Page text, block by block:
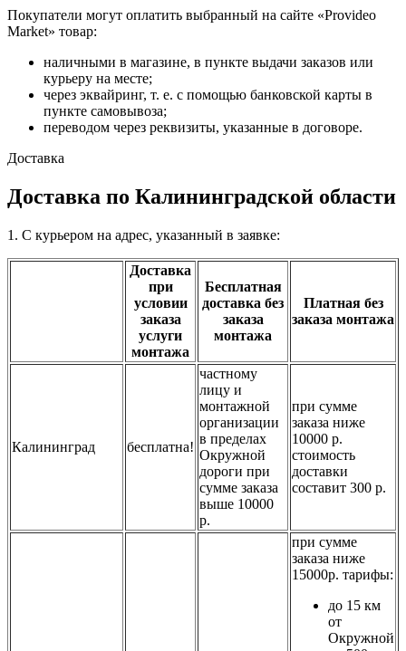
Покупатели могут оплатить выбранный на сайте «Provideo
Market» товар:
наличными в магазине, в пункте выдачи заказов или
курьеру на месте;
через эквайринг, т. е. с помощью банковской карты в
пункте самовывоза;
переводом через реквизиты, указанные в договоре.
Доставка
Доставка по Калининградской области
1. С курьером на адрес, указанный в заявке:
Доставка
при
условии
заказа
услуги
монтажа
Бесплатная
доставка без
заказа
монтажа
Платная без
заказа монтажа
Калининград бесплатна!
частному
лицу и
монтажной
организации
в пределах
Окружной
дороги при
сумме заказа
выше 10000
р.
при сумме
заказа ниже
10000 р.
стоимость
доставки
составит 300 р.
при сумме
заказа ниже
15000р. тарифы:
до 15 км
от
Окружной